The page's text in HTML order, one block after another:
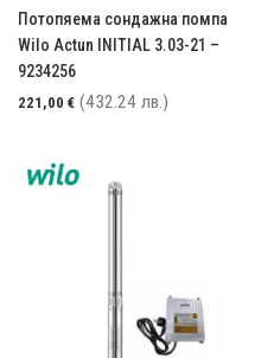
Потопяема сондажна помпа
Wilo Actun INITIAL 3.03-21 –
9234256
221,00 € (432.24 лв.)